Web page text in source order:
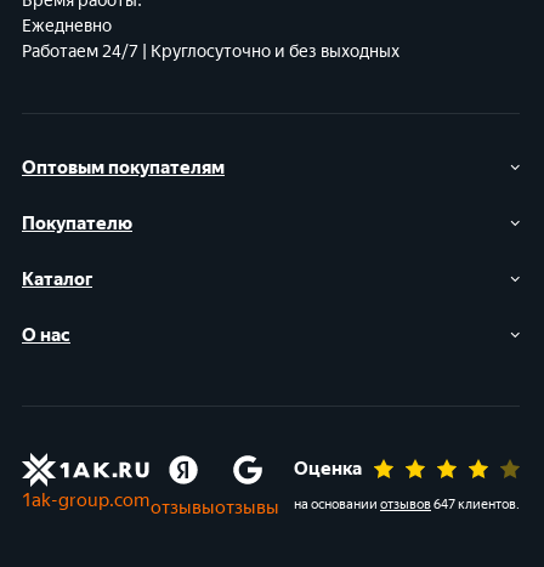
Оптовым покупателям
Покупателю
Каталог
О нас
Ежедневно
Работаем 24/7 | Круглосуточно и без выходных
1ak-group.comотзывыотзывы
Оценка
на основании отзывов647 клиентов.